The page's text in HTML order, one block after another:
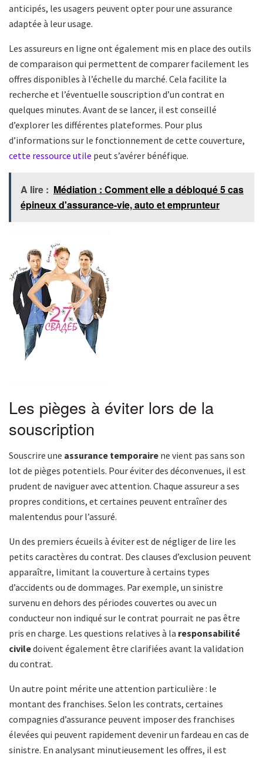
anticipés, les usagers peuvent opter pour une assurance
adaptée à leur usage.
Les assureurs en ligne ont également mis en place des outils
de comparaison qui permettent de comparer facilement les
offres disponibles à l’échelle du marché. Cela facilite la
recherche et l’éventuelle souscription d’un contrat en
quelques minutes. Avant de se lancer, il est conseillé
d’explorer les différentes plateformes. Pour plus
d’informations sur le fonctionnement de cette couverture,
cette ressource utile peut s’avérer bénéfique.
A lire : Médiation : Comment elle a débloqué 5 cas
épineux d'assurance-vie, auto et emprunteur
Les pièges à éviter lors de la
souscription
Souscrire une assurance temporaire ne vient pas sans son
lot de pièges potentiels. Pour éviter des déconvenues, il est
prudent de naviguer avec attention. Chaque assureur a ses
propres conditions, et certaines peuvent entraîner des
malentendus pour l’assuré.
Un des premiers écueils à éviter est de négliger de lire les
petits caractères du contrat. Des clauses d’exclusion peuvent
apparaître, limitant la couverture à certains types
d’accidents ou de dommages. Par exemple, un sinistre
survenu en dehors des périodes couvertes ou avec un
conducteur non indiqué sur le contrat pourrait ne pas être
pris en charge. Les questions relatives à la responsabilité
civiledoivent également être clarifiées avant la validation
du contrat.
Un autre point mérite une attention particulière : le
montant des franchises. Selon les contrats, certaines
compagnies d’assurance peuvent imposer des franchises
élevées qui peuvent rapidement devenir un fardeau en cas de
sinistre. En analysant minutieusement les offres, il est